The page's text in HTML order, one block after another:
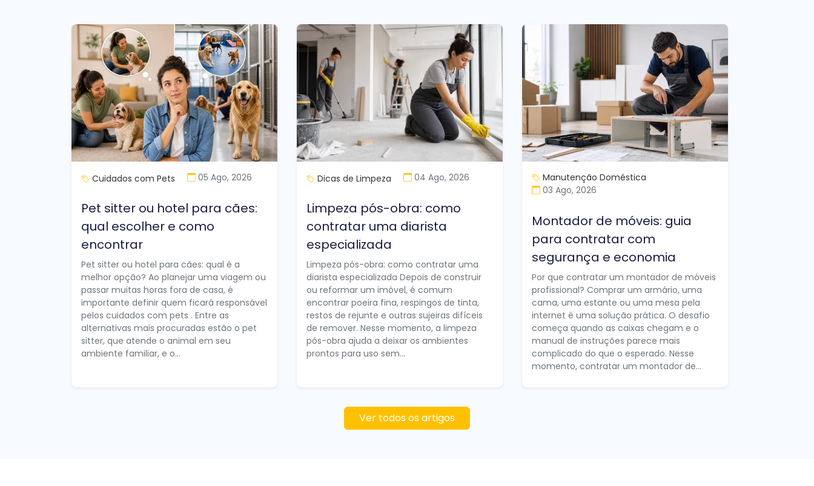
Cuidados com Pets 05 Ago, 2026
Pet sitter ou hotel para cães:
qual escolher e como
encontrar
Pet sitter ou hotel para cães: qual é a
melhor opção? Ao planejar uma viagem ou
passar muitas horas fora de casa, é
importante definir quem ficará responsável
pelos cuidados com pets . Entre as
alternativas mais procuradas estão o pet
sitter, que atende o animal em seu
ambiente familiar, e o...
Dicas de Limpeza 04 Ago, 2026
Limpeza pós-obra: como
contratar uma diarista
especializada
Limpeza pós-obra: como contratar uma
diarista especializada Depois de construir
ou reformar um imóvel, é comum
encontrar poeira fina, respingos de tinta,
restos de rejunte e outras sujeiras difíceis
de remover. Nesse momento, a limpeza
pós-obra ajuda a deixar os ambientes
prontos para uso sem...
Manutenção Doméstica
03 Ago, 2026
Montador de móveis: guia
para contratar com
segurança e economia
Por que contratar um montador de móveis
profissional? Comprar um armário, uma
cama, uma estante ou uma mesa pela
internet é uma solução prática. O desafio
começa quando as caixas chegam e o
manual de instruções parece mais
complicado do que o esperado. Nesse
momento, contratar um montador de...
Ver todos os artigos